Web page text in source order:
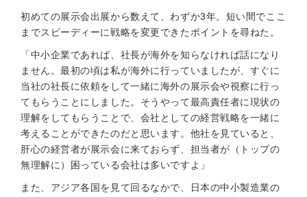
初めての展示会出展から数えて、わずか3年。短い間でここ
までスピーディーに戦略を変更できたポイントを尋ねた。
「中小企業であれば、社長が海外を知らなければ話になり
ません。最初の頃は私が海外に行っていましたが、すぐに
当社の社長に依頼をして一緒に海外の展示会や視察に行っ
てもらうことにしました。そうやって最高責任者に現状の
理解をしてもらうことで、会社としての経営戦略を一緒に
考えることができたのだと思います。他社を見ていると、
肝心の経営者が展示会に来ておらず、担当者が（トップの
無理解に）困っている会社は多いですよ」
また、アジア各国を見て回るなかで、日本の中小製造業の